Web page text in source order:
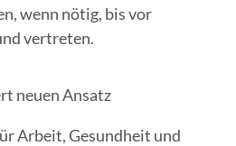
wenn nötig, bis vor
vertreten.
neu­en Ansatz
Arbeit, Gesund­heit und